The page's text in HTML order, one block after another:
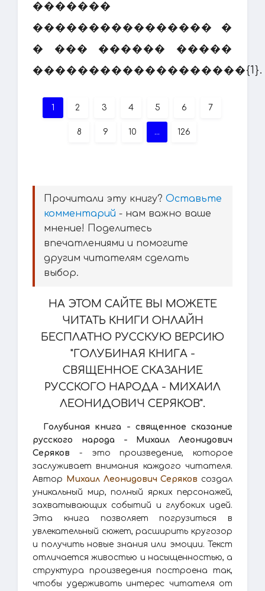
�������
���������������� �
� ��� ������ �����
�������������������{1}.
1 2 3 4 5 6 7
8 9 10 ... 126
Прочитали эту книгу? Оставьте
комментарий - нам важно ваше
мнение! Поделитесь
впечатлениями и помогите
другим читателям сделать
выбор.
НА ЭТОМ САЙТЕ ВЫ МОЖЕТЕ
ЧИТАТЬ КНИГИ ОНЛАЙН
БЕСПЛАТНО РУССКУЮ ВЕРСИЮ
"ГОЛУБИНАЯ КНИГА -
СВЯЩЕННОЕ СКАЗАНИЕ
РУССКОГО НАРОДА - МИХАИЛ
ЛЕОНИДОВИЧ СЕРЯКОВ".
Голубиная книга - священное сказание
русского народа - Михаил Леонидович
Серяков - это произведение, которое
заслуживает внимания каждого читателя.
Автор Михаил Леонидович Серяков создал
уникальный мир, полный ярких персонажей,
захватывающих событий и глубоких идей.
Эта книга позволяет погрузиться в
увлекательный сюжет, расширить кругозор
и получить новые знания или эмоции. Текст
отличается живостью и насыщенностью, а
структура произведения построена так,
чтобы удерживать интерес читателя от